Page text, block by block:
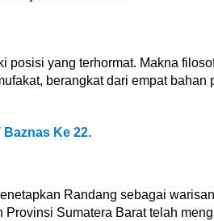
posisi yang terhormat. Makna
berangkat dari empat bahan
Baznas Ke 22.
Randang sebagai
Sumatera Barat telah